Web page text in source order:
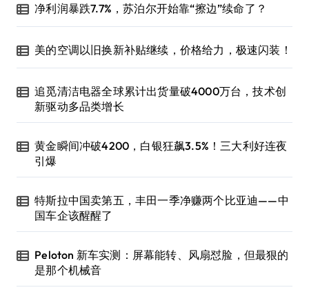
净利润暴跌7.7%，苏泊尔开始靠“擦边”续命了？
美的空调以旧换新补贴继续，价格给力，极速闪装！
追觅清洁电器全球累计出货量破4000万台，技术创
新驱动多品类增长
黄金瞬间冲破4200，白银狂飙3.5%！三大利好连夜
引爆
特斯拉中国卖第五，丰田一季净赚两个比亚迪——中
国车企该醒醒了
Peloton 新车实测：屏幕能转、风扇怼脸，但最狠的
是那个机械音